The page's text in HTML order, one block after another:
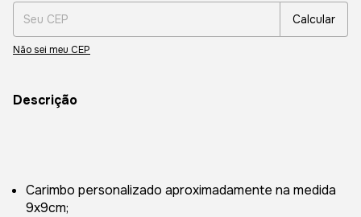
Calcular
Não sei meu CEP
Descrição
Carimbo personalizado aproximadamente na medida
9x9cm;